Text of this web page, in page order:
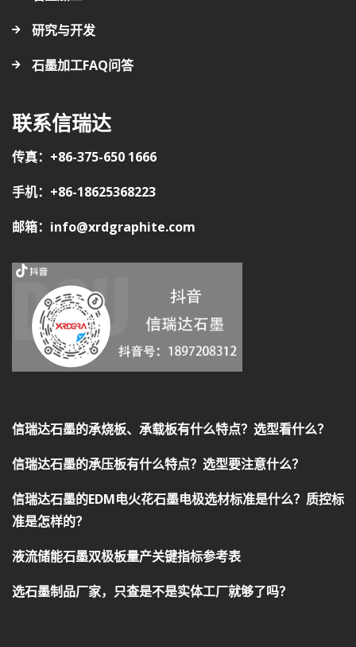
研究与开发
石墨加工FAQ问答
联系信瑞达
传真：+86-375-650 1666
手机：+86-18625368223
邮箱：info@xrdgraphite.com
信瑞达石墨的承烧板、承载板有什么特点？选型看什么？
信瑞达石墨的承压板有什么特点？选型要注意什么？
信瑞达石墨的EDM电火花石墨电极选材标准是什么？质控标
准是怎样的？
液流储能石墨双极板量产关键指标参考表
选石墨制品厂家，只查是不是实体工厂就够了吗？